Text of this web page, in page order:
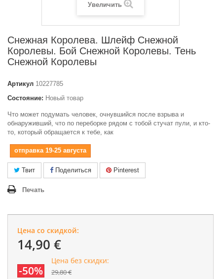
Увеличить
Снежная Королева. Шлейф Снежной
Королевы. Бой Снежной Королевы. Тень
Снежной Королевы
Артикул 10227785
Состояние: Новый товар
Что может подумать человек, очнувшийся после взрыва и
обнаруживший, что по переборке рядом с тобой стучат пули, и кто-
то, который обращается к тебе, как
отправка 19-25 августа
Твит Поделиться Pinterest
Печать
Цена со скидкой:
14,90 €
-50%
Цена без скидки:
29,80 €